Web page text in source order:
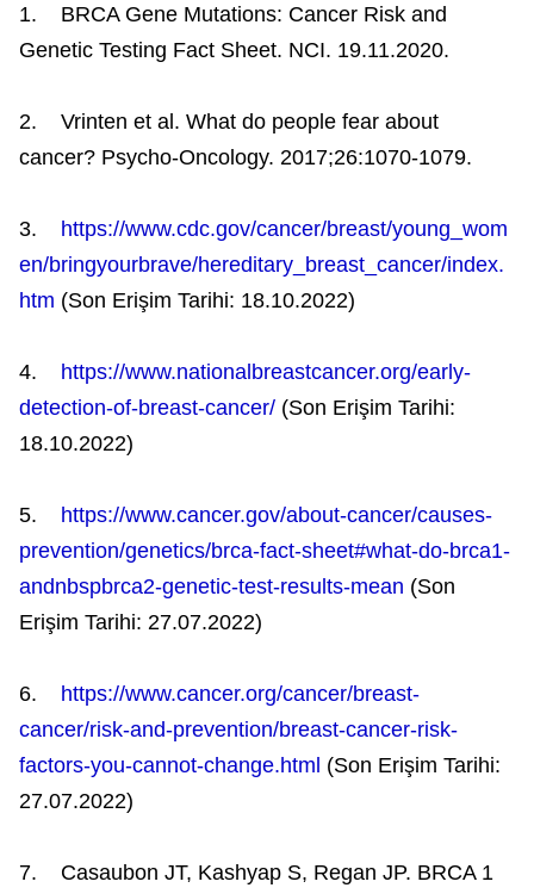
1. BRCA Gene Mutations: Cancer Risk and
Genetic Testing Fact Sheet. NCI. 19.11.2020.
2. Vrinten et al. What do people fear about
cancer? Psycho-Oncology. 2017;26:1070-1079.
3. https://www.cdc.gov/cancer/breast/young_wom
en/bringyourbrave/hereditary_breast_cancer/index.
htm (Son Erişim Tarihi: 18.10.2022)
4. https://www.nationalbreastcancer.org/early-
detection-of-breast-cancer/ (Son Erişim Tarihi:
18.10.2022)
5. https://www.cancer.gov/about-cancer/causes-
prevention/genetics/brca-fact-sheet#what-do-brca1-
andnbspbrca2-genetic-test-results-mean (Son
Erişim Tarihi: 27.07.2022)
6. https://www.cancer.org/cancer/breast-
cancer/risk-and-prevention/breast-cancer-risk-
factors-you-cannot-change.html (Son Erişim Tarihi:
27.07.2022)
7. Casaubon JT, Kashyap S, Regan JP. BRCA 1